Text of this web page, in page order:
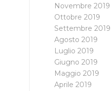
Novembre 2019
Ottobre 2019
Settembre 2019
Agosto 2019
Luglio 2019
Giugno 2019
Maggio 2019
Aprile 2019